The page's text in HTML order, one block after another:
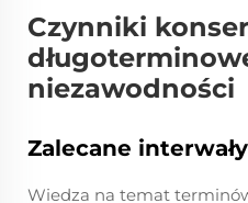
Czynniki
niezawodności
Zalecane
Wiedza na temat